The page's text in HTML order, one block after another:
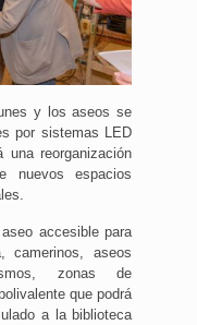
y los aseos se
por sistemas LED
reorganización
nuevos espacios
accesible para
camerinos, aseos
zonas de
que podrá
a la biblioteca